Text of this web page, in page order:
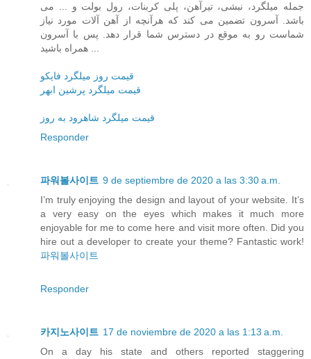
جمله میلگرد، نبشی، تیرآهن، پلی کربنات، رول بولت و ... می
باشد. آسرون تضمین می کند که هرآنچه از آهن آلات مورد نیاز
شماست رو به موقع در دسترس شما قرار دهد. پس با آسرون
همراه باشید ...
قیمت روز میلگرد فایکو
قیمت میلگرد پرشین ابهر
قیمت میلگرد شاهرود به روز
Responder
파워볼사이트 9 de septiembre de 2020 a las 3:30 a.m.
I’m truly enjoying the design and layout of your website. It’s
a very easy on the eyes which makes it much more
enjoyable for me to come here and visit more often. Did you
hire out a developer to create your theme? Fantastic work!
파워볼사이트
Responder
카지노사이트 17 de noviembre de 2020 a las 1:13 a.m.
On a day his state and others reported staggering